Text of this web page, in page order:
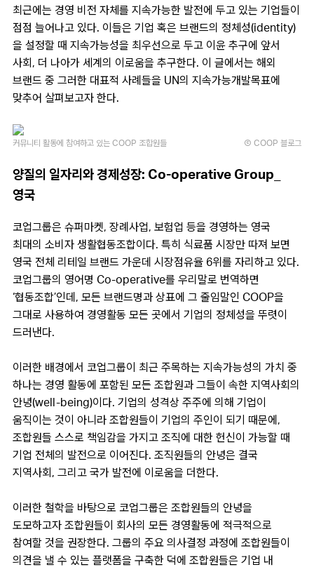
최근에는 경영 비전 자체를 지속가능한 발전에 두고 있는 기업들이
점점 늘어나고 있다. 이들은 기업 혹은 브랜드의 정체성(identity)
을 설정할 때 지속가능성을 최우선으로 두고 이윤 추구에 앞서
사회, 더 나아가 세계의 이로움을 추구한다. 이 글에서는 해외
브랜드 중 그러한 대표적 사례들을 UN의 지속가능개발목표에
맞추어 살펴보고자 한다.
커뮤니티 활동에 참여하고 있는 COOP 조합원들 Ⓒ COOP 블로그
양질의 일자리와 경제성장: Co-operative Group_
영국
코업그룹은 슈퍼마켓, 장례사업, 보험업 등을 경영하는 영국
최대의 소비자 생활협동조합이다. 특히 식료품 시장만 따져 보면
영국 전체 리테일 브랜드 가운데 시장점유율 6위를 자리하고 있다.
코업그룹의 영어명 Co-operative를 우리말로 번역하면
‘협동조합’인데, 모든 브랜드명과 상표에 그 줄임말인 COOP을
그대로 사용하여 경영활동 모든 곳에서 기업의 정체성을 뚜렷이
드러낸다.
이러한 배경에서 코업그룹이 최근 주목하는 지속가능성의 가치 중
하나는 경영 활동에 포함된 모든 조합원과 그들이 속한 지역사회의
안녕(well-being)이다. 기업의 성격상 주주에 의해 기업이
움직이는 것이 아니라 조합원들이 기업의 주인이 되기 때문에,
조합원들 스스로 책임감을 가지고 조직에 대한 헌신이 가능할 때
기업 전체의 발전으로 이어진다. 조직원들의 안녕은 결국
지역사회, 그리고 국가 발전에 이로움을 더한다.
이러한 철학을 바탕으로 코업그룹은 조합원들의 안녕을
도모하고자 조합원들이 회사의 모든 경영활동에 적극적으로
참여할 것을 권장한다. 그룹의 주요 의사결정 과정에 조합원들이
의견을 낼 수 있는 플랫폼을 구축한 덕에 조합원들은 기업 내